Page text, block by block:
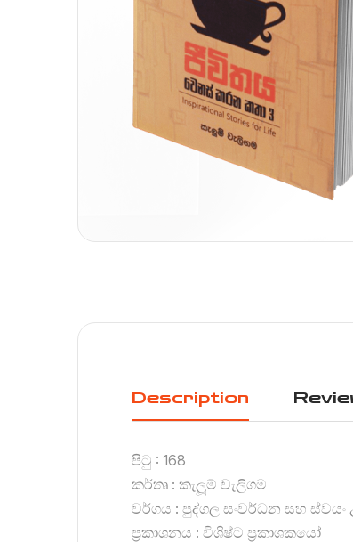
Description
පිටු : 168
කර්තෘ : කැලූම් වැලිගම
වර්ගය : පුද්ගල සංවර්ධන සහ ස්වයං
ප්‍රකාශනය : විශිෂ්ට ප්‍රකාශකයෝ